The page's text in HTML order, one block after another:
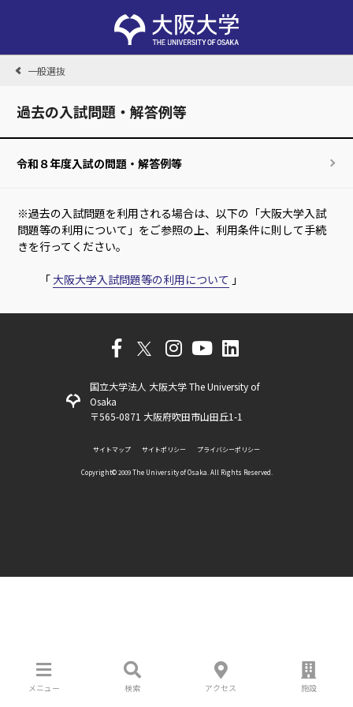
メニュー 検索 アクセス 施設
一般選抜
過去の入試問題・解答例等
令和８年度入試の問題・解答例等
※過去の入試問題を利用される場合は、以下の「大阪大学入試
問題等の利用について」をご参照の上、利用条件に則して手続
きを行ってください。
「大阪大学入試問題等の利用について 」
国立大学法人 大阪大学 The University of
Osaka
〒565-0871 大阪府吹田市山田丘1-1
サイトマップ サイトポリシー プライバシーポリシー
Copyright©️ 2009 The University of Osaka. All Rights Reserved.